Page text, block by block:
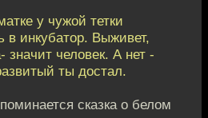
у чужой тетки
инкубатор. Выживет,
значит человек. А нет -
ты достал.
сказка о белом